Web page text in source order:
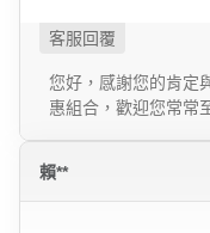
您好，感謝您的肯定
惠組合，歡迎您常常
賴**